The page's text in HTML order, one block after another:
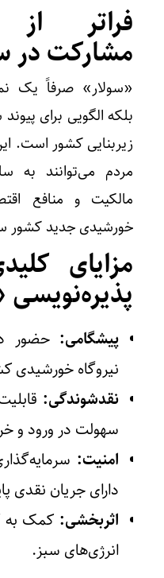
فراتر از
مشارکت در
«سولار» صرفاً یک
بلکه الگویی برای
زیربنایی کشور است.
مردم می‌توانند
مالکیت و منافع
خورشیدی جدید کشور
مزایای
پیشگامی: حضور
نیروگاه خورشیدی
نقدشوندگی:
سهولت در ورود و
امنیت:
دارای جریان نقدی
اثربخشی: کمک به
انرژی‌های سبز.